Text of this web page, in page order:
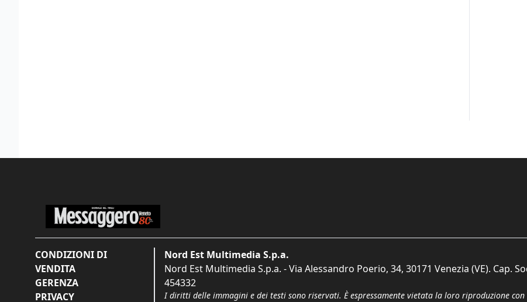
CONDIZIONI DI
VENDITA
GERENZA
PRIVACY
Nord Est Multimedia S.p.a.
Nord Est Multimedia S.p.a. - Via Alessandro Poerio, 34, 30171 Venezia (VE). Cap.
454332
I diritti delle immagini e dei testi sono riservati. È espressamente vietata la loro riproduzione